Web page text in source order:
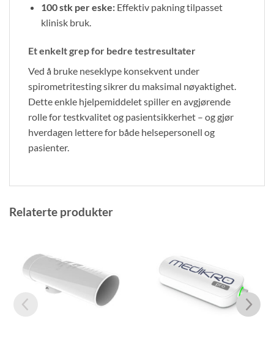
100 stk per eske:Effektiv pakning tilpasset
klinisk bruk.
Et enkelt grep for bedre testresultater
Ved å bruke neseklype konsekvent under
spirometritesting sikrer du maksimal nøyaktighet.
Dette enkle hjelpemiddelet spiller en avgjørende
rolle for testkvalitet og pasientsikkerhet – og gjør
hverdagen lettere for både helsepersonell og
pasienter.
Relaterte produkter